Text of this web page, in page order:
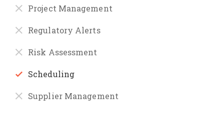
Project Management
Regulatory Alerts
Risk Assessment
Scheduling
Supplier Management